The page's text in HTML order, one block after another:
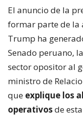
El anuncio de la
formar parte de la
Trump ha
Senado peruano,
sector opositor al
ministro de
que explique los
operativosde